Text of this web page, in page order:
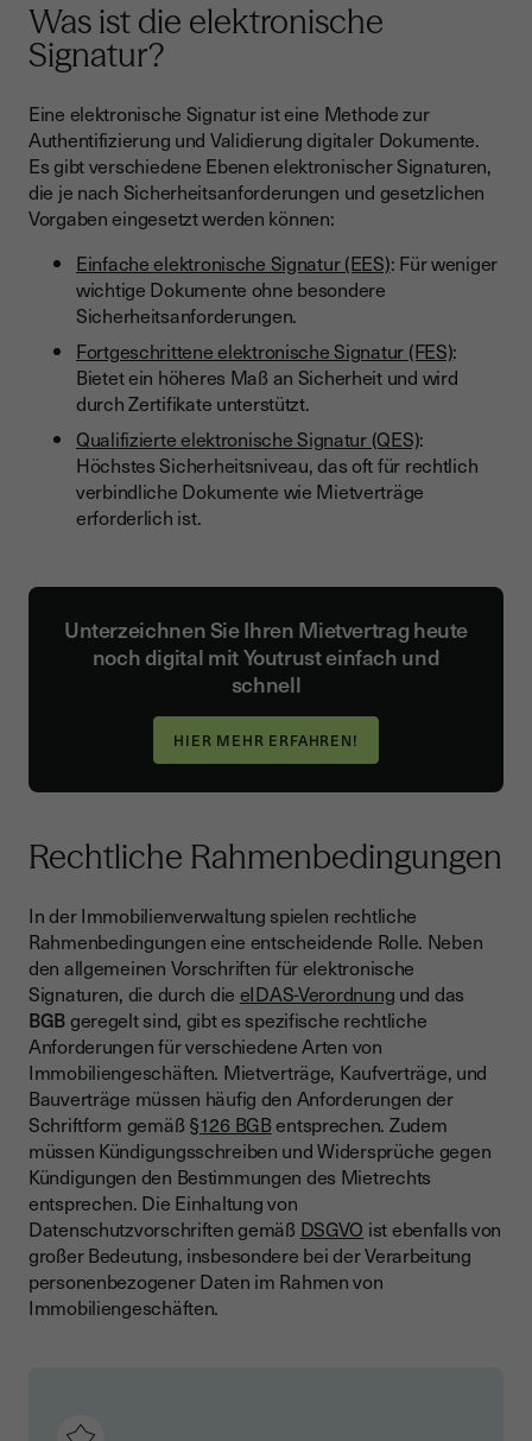
Was ist die elektronische
Signatur?
Eine elektronische Signatur ist eine Methode zur
Authentifizierung und Validierung digitaler Dokumente.
Es gibt verschiedene Ebenen elektronischer Signaturen,
die je nach Sicherheitsanforderungen und gesetzlichen
Vorgaben eingesetzt werden können:
Einfache elektronische Signatur (EES): Für weniger
wichtige Dokumente ohne besondere
Sicherheitsanforderungen.
Fortgeschrittene elektronische Signatur (FES):
Bietet ein höheres Maß an Sicherheit und wird
durch Zertifikate unterstützt.
Qualifizierte elektronische Signatur (QES):
Höchstes Sicherheitsniveau, das oft für rechtlich
verbindliche Dokumente wie Mietverträge
erforderlich ist.
Unterzeichnen Sie Ihren Mietvertrag heute
noch digital mit Youtrust einfach und
schnell
HIER MEHR ERFAHREN!
Rechtliche Rahmenbedingungen
In der Immobilienverwaltung spielen rechtliche
Rahmenbedingungen eine entscheidende Rolle. Neben
den allgemeinen Vorschriften für elektronische
Signaturen, die durch die eIDAS-Verordnung und das
BGBgeregelt sind, gibt es spezifische rechtliche
Anforderungen für verschiedene Arten von
Immobiliengeschäften. Mietverträge, Kaufverträge, und
Bauverträge müssen häufig den Anforderungen der
Schriftform gemäß §126 BGBentsprechen. Zudem
müssen Kündigungsschreiben und Widersprüche gegen
Kündigungen den Bestimmungen des Mietrechts
entsprechen. Die Einhaltung von
Datenschutzvorschriften gemäß DSGVO ist ebenfalls von
großer Bedeutung, insbesondere bei der Verarbeitung
personenbezogener Daten im Rahmen von
Immobiliengeschäften.